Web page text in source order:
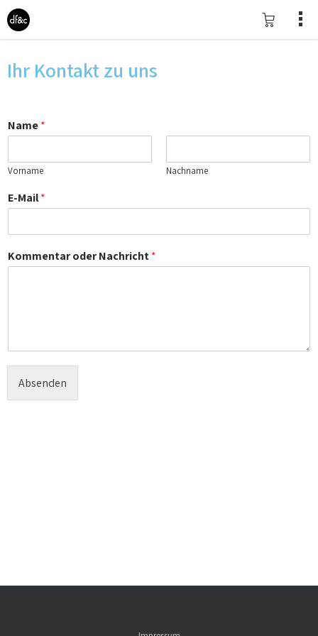
Ihr Kontakt zu uns
Name*
Vorname Nachname
E-Mail*
Kommentar oder Nachricht*
Absenden